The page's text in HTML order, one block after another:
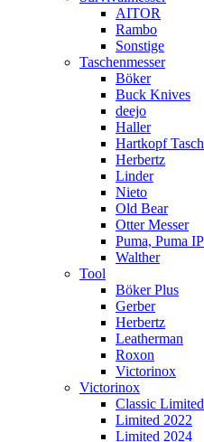
AITOR
Rambo
Sonstige
Taschenmesser
Böker
Buck Knives
deejo
Haller
Hartkopf
Herbertz
Linder
Nieto
Old Bear
Otter Messer
Puma, Puma
Walther
Tool
Böker Plus
Gerber
Herbertz
Leatherman
Roxon
Victorinox
Victorinox
Classic
Limited 2022
Limited 2024